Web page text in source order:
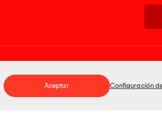
Tienda 100%
Aceptar Configuración